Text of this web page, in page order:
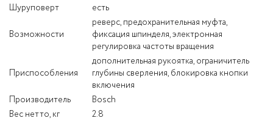
Шуруповерт
есть
Возможности
реверс, предохранительная муфта,
фиксация шпинделя, электронная
регулировка частоты вращения
Приспособления
дополнительная рукоятка, ограничитель
глубины сверления, блокировка кнопки
включения
Производитель
Bosch
Вес нетто, кг
2.8